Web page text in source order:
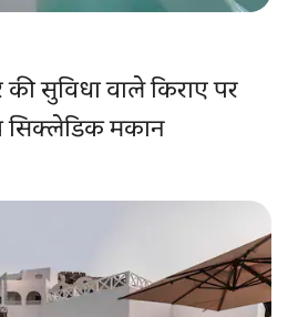
की सुविधा वाले किराए पर
सिक्लेडिक मकान